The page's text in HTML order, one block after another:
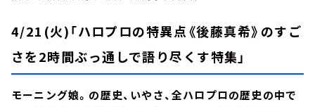
4/21(火)「ハロプロの特異点《後藤真希》のすご
さを2時間ぶっ通しで語り尽くす特集」
モーニング娘。の歴史、いやさ、全ハロプロの歴史の中で